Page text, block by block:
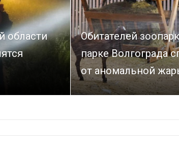
области
Обитателей
парке Волгограда
от аномальной